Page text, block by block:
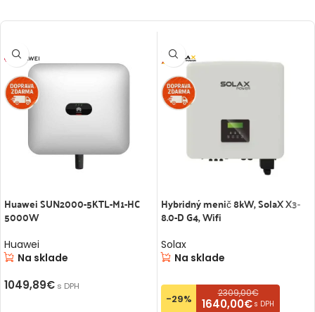
Huawei SUN2000-5KTL-M1-HC
5000W
Huawei
Na sklade
1049,89€ s DPH
Hybridný menič 8kW, SolaX X3-
8.0-D G4, Wifi
Solax
Na sklade
-29% 2309,00€
1640,00€ s DPH